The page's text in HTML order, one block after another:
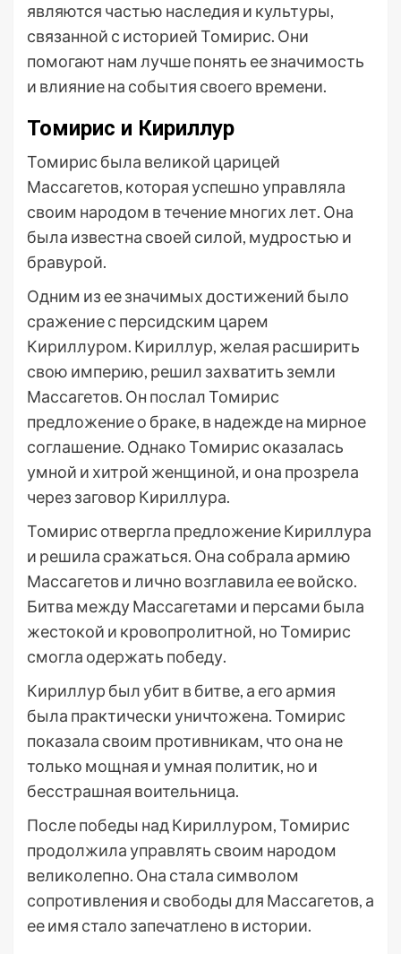
являются частью наследия и культуры,
связанной с историей Томирис. Они
помогают нам лучше понять ее значимость
и влияние на события своего времени.
Томирис и Кириллур
Томирис была великой царицей
Массагетов, которая успешно управляла
своим народом в течение многих лет. Она
была известна своей силой, мудростью и
бравурой.
Одним из ее значимых достижений было
сражение с персидским царем
Кириллуром. Кириллур, желая расширить
свою империю, решил захватить земли
Массагетов. Он послал Томирис
предложение о браке, в надежде на мирное
соглашение. Однако Томирис оказалась
умной и хитрой женщиной, и она прозрела
через заговор Кириллура.
Томирис отвергла предложение Кириллура
и решила сражаться. Она собрала армию
Массагетов и лично возглавила ее войско.
Битва между Массагетами и персами была
жестокой и кровопролитной, но Томирис
смогла одержать победу.
Кириллур был убит в битве, а его армия
была практически уничтожена. Томирис
показала своим противникам, что она не
только мощная и умная политик, но и
бесстрашная воительница.
После победы над Кириллуром, Томирис
продолжила управлять своим народом
великолепно. Она стала символом
сопротивления и свободы для Массагетов, а
ее имя стало запечатлено в истории.